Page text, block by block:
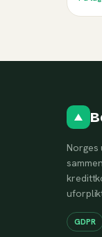
Norges
GDPR